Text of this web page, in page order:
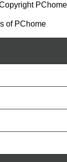
PChome
of PChome